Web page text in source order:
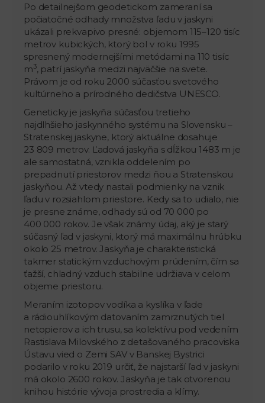
Po detailnejšom geodetickom zameraní sa
počiatočné odhady množstva ľadu v jaskyni
ukázali prekvapivo presné: objemom 115–120 tisíc
metrov kubických, ktorý bol v roku 1995
spresnený modernejšími metódami na 110 tisíc
m3, patrí jaskyňa medzi najväčšie na svete.
Právom je od roku 2000 súčasťou svetového
kultúrneho a prírodného dedičstva UNESCO.
Geneticky je jaskyňa súčasťou tretieho
najdlhšieho jaskynného systému na Slovensku –
Stratenskej jaskyne, ktorý aktuálne dosahuje
23 809 metrov. Ľadová jaskyňa s dĺžkou 1483 m je
ale samostatná, vznikla oddelením po
prepadnutí priestorov medzi ňou a Stratenskou
jaskyňou. Až vtedy nastali podmienky na vznik
ľadu v rozsiahlom priestore. Kedy sa to udialo, nie
je presne známe, odhady sú od 70 000 po
400 000 rokov. Je však známy údaj, aký je starý
súčasný ľad v jaskyni, ktorý má maximálnu hrúbku
okolo 25 metrov. Jaskyňa je charakteristická
takmer statickým vzduchovým prúdením, čím sa
ťažší, chladný vzduch stabilne udržiava v celom
objeme priestoru.
Meraním izotopov vodíka a kyslíka v ľade
a rádiouhlíkovým datovaním zamrznutých tiel
netopierov a ich trusu, sa kolektívu pod vedením
Rastislava Milovského z detašovaného pracoviska
Ústavu vied o Zemi SAV v Banskej Bystrici
podarilo v roku 2019 určiť, že najstarší ľad v jaskyni
má okolo 2600 rokov. Jaskyňa je tak otvorenou
knihou histórie vývoja prostredia a klímy.